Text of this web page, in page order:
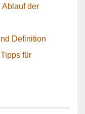
Ablauf der
Definition
für